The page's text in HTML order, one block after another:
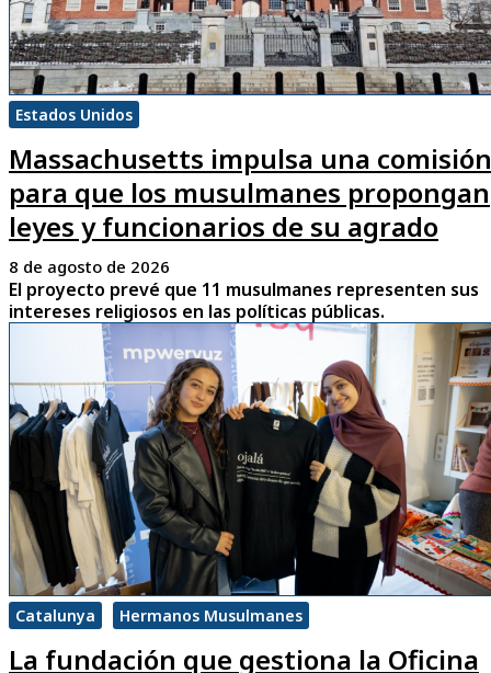
Estados Unidos
Massachusetts impulsa una comisión
para que los musulmanes propongan
leyes y funcionarios de su agrado
8 de agosto de 2026
El proyecto prevé que 11 musulmanes representen sus
intereses religiosos en las políticas públicas.
Catalunya Hermanos Musulmanes
La fundación que gestiona la Oficina